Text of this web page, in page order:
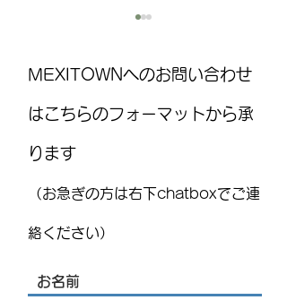
MEXITOWN：メキシコの駐在
員向けアンケート
MEXITOWNへのお問い合わせ
はこちらのフォーマットから承
ります
（お急ぎの方は右下chatboxでご連
絡ください）